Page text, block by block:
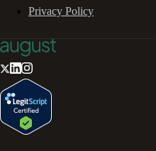
Privacy Policy